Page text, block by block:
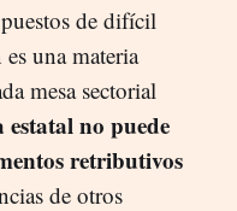
de difícil
una materia
mesa sectorial
no puede
retributivos
de otros